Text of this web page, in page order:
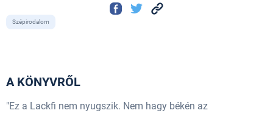
Szépirodalom
A KÖNYVRŐL
"Ez a Lackfi nem nyugszik. Nem hagy békén az